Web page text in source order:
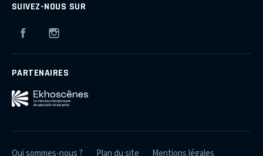
SUIVEZ-NOUS SUR
Facebook
PARTENAIRES
Qui sommes-nous ? Plan du site Mentions légales